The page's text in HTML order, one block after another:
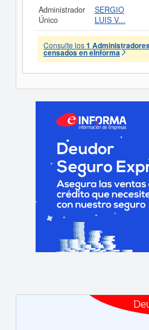
Administrador
Único
SERGIO
LUIS V...
Consulte los1
censados en eInforma